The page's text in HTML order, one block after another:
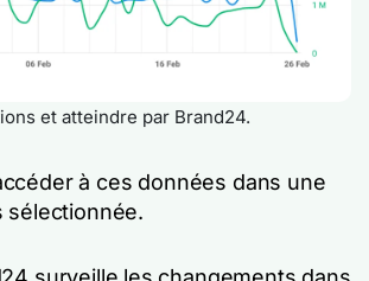
et atteindre par Brand24.
à ces données dans une
sélectionnée.